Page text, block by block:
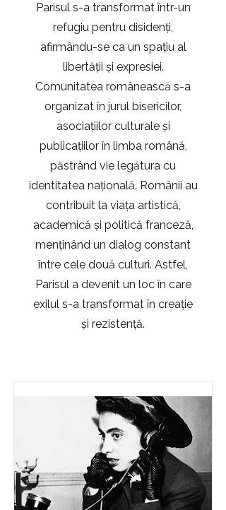
Parisul s-a transformat într-un
refugiu pentru disidenți,
afirmându-se ca un spațiu al
libertății și expresiei.
Comunitatea românească s-a
organizat în jurul bisericilor,
asociațiilor culturale și
publicațiilor în limba română,
păstrând vie legătura cu
identitatea națională. Românii au
contribuit la viața artistică,
academică și politică franceză,
menținând un dialog constant
între cele două culturi. Astfel,
Parisul a devenit un loc în care
exilul s-a transformat în creație
și rezistență.